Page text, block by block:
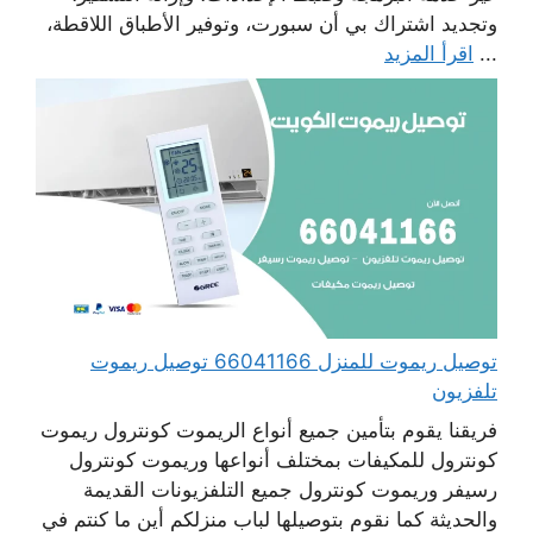
وتجديد اشتراك بي أن سبورت، وتوفير الأطباق اللاقطة،
... اقرأ المزيد
توصيل ريموت للمنزل 66041166 توصيل ريموت
تلفزيون
فريقنا يقوم بتأمين جميع أنواع الريموت كونترول ريموت
كونترول للمكيفات بمختلف أنواعها وريموت كونترول
رسيفر وريموت كونترول جميع التلفزيونات القديمة
والحديثة كما نقوم بتوصيلها لباب منزلكم أين ما كنتم في